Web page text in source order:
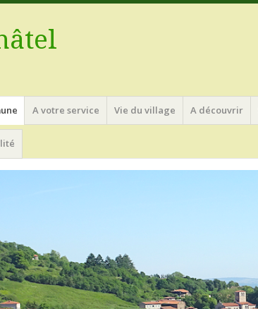
A votre service Vie du village A découvrir